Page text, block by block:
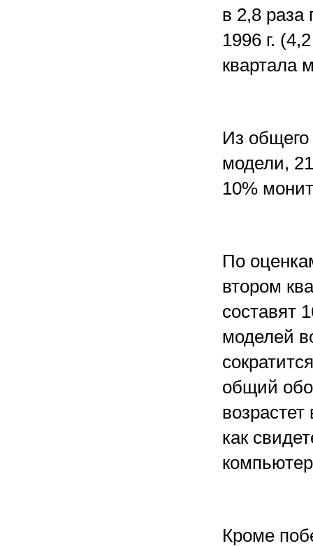
в 2,8
1996 г.
квартала
Из
модели,
10%
По
втором
составят
моделей
общий
как
Кроме